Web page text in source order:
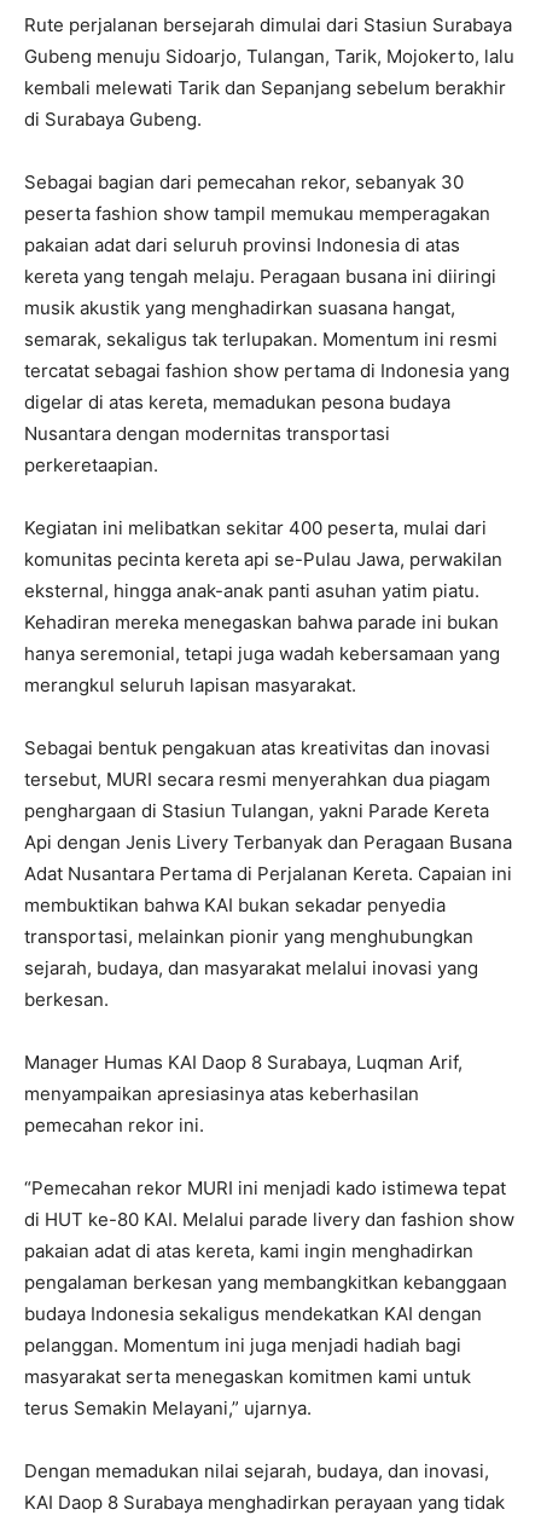
Rute perjalanan bersejarah dimulai dari Stasiun Surabaya
Gubeng menuju Sidoarjo, Tulangan, Tarik, Mojokerto, lalu
kembali melewati Tarik dan Sepanjang sebelum berakhir
di Surabaya Gubeng.
Sebagai bagian dari pemecahan rekor, sebanyak 30
peserta fashion show tampil memukau memperagakan
pakaian adat dari seluruh provinsi Indonesia di atas
kereta yang tengah melaju. Peragaan busana ini diiringi
musik akustik yang menghadirkan suasana hangat,
semarak, sekaligus tak terlupakan. Momentum ini resmi
tercatat sebagai fashion show pertama di Indonesia yang
digelar di atas kereta, memadukan pesona budaya
Nusantara dengan modernitas transportasi
perkeretaapian.
Kegiatan ini melibatkan sekitar 400 peserta, mulai dari
komunitas pecinta kereta api se-Pulau Jawa, perwakilan
eksternal, hingga anak-anak panti asuhan yatim piatu.
Kehadiran mereka menegaskan bahwa parade ini bukan
hanya seremonial, tetapi juga wadah kebersamaan yang
merangkul seluruh lapisan masyarakat.
Sebagai bentuk pengakuan atas kreativitas dan inovasi
tersebut, MURI secara resmi menyerahkan dua piagam
penghargaan di Stasiun Tulangan, yakni Parade Kereta
Api dengan Jenis Livery Terbanyak dan Peragaan Busana
Adat Nusantara Pertama di Perjalanan Kereta. Capaian ini
membuktikan bahwa KAI bukan sekadar penyedia
transportasi, melainkan pionir yang menghubungkan
sejarah, budaya, dan masyarakat melalui inovasi yang
berkesan.
Manager Humas KAI Daop 8 Surabaya, Luqman Arif,
menyampaikan apresiasinya atas keberhasilan
pemecahan rekor ini.
“Pemecahan rekor MURI ini menjadi kado istimewa tepat
di HUT ke-80 KAI. Melalui parade livery dan fashion show
pakaian adat di atas kereta, kami ingin menghadirkan
pengalaman berkesan yang membangkitkan kebanggaan
budaya Indonesia sekaligus mendekatkan KAI dengan
pelanggan. Momentum ini juga menjadi hadiah bagi
masyarakat serta menegaskan komitmen kami untuk
terus Semakin Melayani,” ujarnya.
Dengan memadukan nilai sejarah, budaya, dan inovasi,
KAI Daop 8 Surabaya menghadirkan perayaan yang tidak